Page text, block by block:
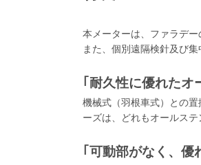
本メーターは、ファラデ
また、個別遠隔検針及び
｢耐久性に優れたオ
機械式（羽根車式）との
ーズは、どれもオールステ
｢可動部がなく、優